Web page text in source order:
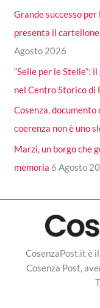
Grande successo
presenta il
Agosto 2026
“Selle per le Stelle”:
nel Centro Storico di
Cosenza, documento
coerenza non è uno
Marzi, un borgo che
memoria 6 Agosto
CosenzaPost.it è
Cosenza Post,